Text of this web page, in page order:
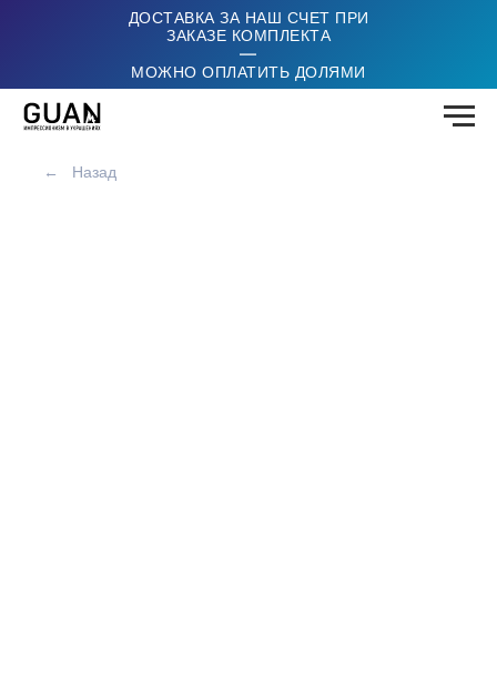
ДОСТАВКА ЗА НАШ СЧЕТ ПРИ
ЗАКАЗЕ КОМПЛЕКТА
|
МОЖНО ОПЛАТИТЬ ДОЛЯМИ
← Назад